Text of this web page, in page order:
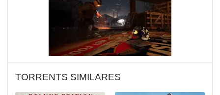
TORRENTS SIMILARES